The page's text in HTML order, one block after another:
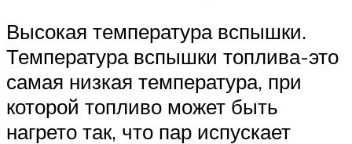
Высокая температура вспышки.
Температура вспышки топлива-это
самая низкая температура, при
которой топливо может быть
нагрето так, что пар испускает